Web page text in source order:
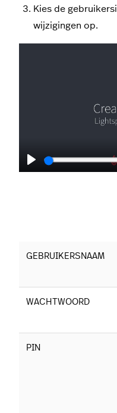
Kies de
wijzigingen op.
Play
GEBRUIKERSNAAM
WACHTWOORD
PIN